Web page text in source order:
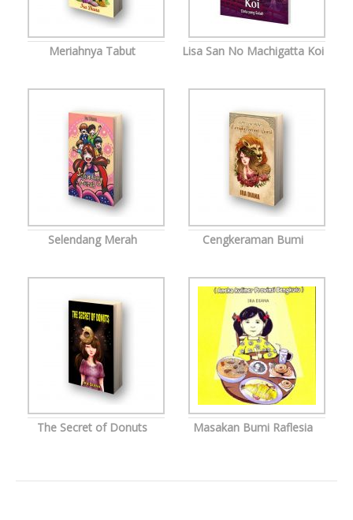
Meriahnya Tabut Lisa San No Machigatta Koi
Selendang Merah Cengkeraman Bumi
The Secret of Donuts Masakan Bumi Raflesia